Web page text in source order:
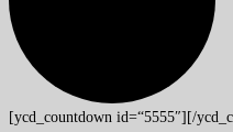
[ycd_countdown id=“5555″][/